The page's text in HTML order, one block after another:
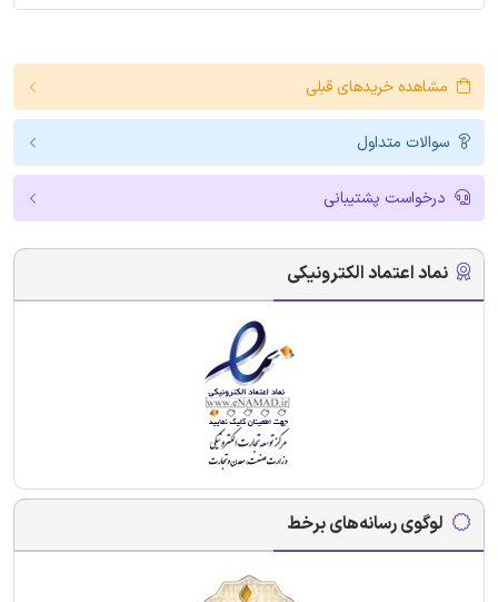
مشاهده خریدهای قبلی
سوالات متداول
درخواست پشتیبانی
نماد اعتماد الکترونیکی
لوگوی رسانه‌های برخط